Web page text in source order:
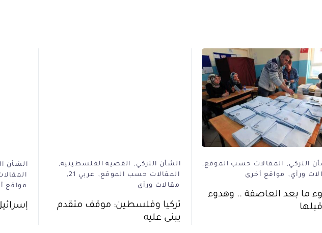
التركي
المقالات حسب الموقع
ورأي
مواقع أخرى
ما بعد العاصفة .. وهدوء
الشأن التركي
القضية الفلسطينية
المقالات حسب الموقع
عربي 21
مقالات ورأي
تركيا وفلسطين: موقف متقدم
يبنى عليه
الشأن
مواقع